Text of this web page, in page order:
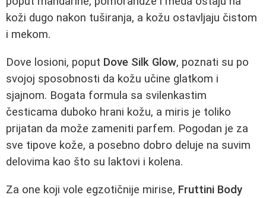
koži dugo nakon tuširanja, a kožu ostavljaju čistom
i mekom.
Dove losioni, poput Dove Silk Glow, poznati su po
svojoj sposobnosti da kožu učine glatkom i
sjajnom. Bogata formula sa svilenkastim
česticama duboko hrani kožu, a miris je toliko
prijatan da može zameniti parfem. Pogodan je za
sve tipove kože, a posebno dobro deluje na suvim
delovima kao što su laktovi i kolena.
Za one koji vole egzotičnije mirise, Fruttini Body